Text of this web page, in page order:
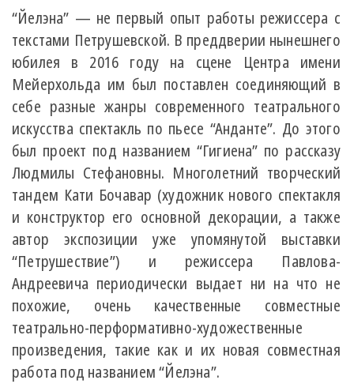
“Йелэна” — не первый опыт работы режиссера с
текстами Петрушевской. В преддверии нынешнего
юбилея в 2016 году на сцене Центра имени
Мейерхольда им был поставлен соединяющий в
себе разные жанры современного театрального
искусства спектакль по пьесе “Анданте”. До этого
был проект под названием “Гигиена” по рассказу
Людмилы Стефановны. Многолетний творческий
тандем Кати Бочавар (художник нового спектакля
и конструктор его основной декорации, а также
автор экспозиции уже упомянутой выставки
“Петрушествие”) и режиссера Павлова-
Андреевича периодически выдает ни на что не
похожие, очень качественные совместные
театрально-перформативно-художественные
произведения, такие как и их новая совместная
работа под названием “Йелэна”.